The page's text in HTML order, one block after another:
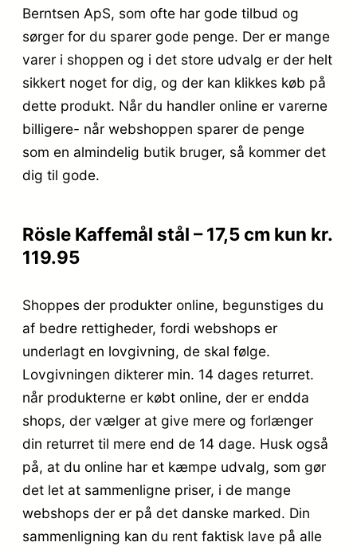
Berntsen ApS, som ofte har gode tilbud og
sørger for du sparer gode penge. Der er mange
varer i shoppen og i det store udvalg er der helt
sikkert noget for dig, og der kan klikkes køb på
dette produkt. Når du handler online er varerne
billigere- når webshoppen sparer de penge
som en almindelig butik bruger, så kommer det
dig til gode.
Rösle Kaffemål stål – 17,5 cm kun kr.
119.95
Shoppes der produkter online, begunstiges du
af bedre rettigheder, fordi webshops er
underlagt en lovgivning, de skal følge.
Lovgivningen dikterer min. 14 dages returret.
når produkterne er købt online, der er endda
shops, der vælger at give mere og forlænger
din returret til mere end de 14 dage. Husk også
på, at du online har et kæmpe udvalg, som gør
det let at sammenligne priser, i de mange
webshops der er på det danske marked. Din
sammenligning kan du rent faktisk lave på alle